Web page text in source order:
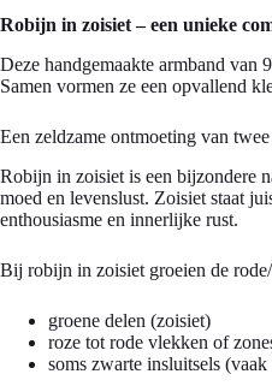
Robijn in zoisiet – een unieke
Deze handgemaakte armband van
Samen vormen ze een opvallend
Een zeldzame ontmoeting van twee
Robijn in zoisiet is een bijzondere
moed en levenslust. Zoisiet staat
enthousiasme en innerlijke rust.
Bij robijn in zoisiet groeien de
groene delen (zoisiet)
roze tot rode vlekken of
soms zwarte insluitsels